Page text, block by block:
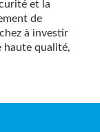
et la
de
à investir
haute qualité,